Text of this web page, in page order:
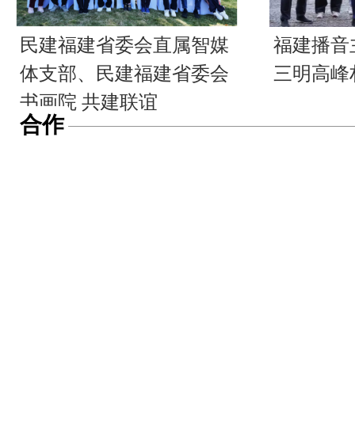
民建福建省委会直属智媒
体支部、民建福建省委会
书画院 共建联谊
福建播音
三明高
合作